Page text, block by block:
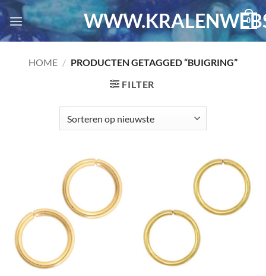
Ga
naar
inhoud
0
HOME / PRODUCTEN GETAGGED “BUIGRING”
FILTER